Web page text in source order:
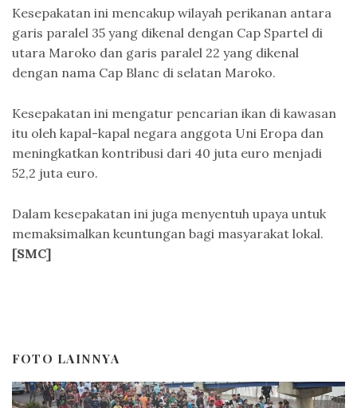
Kesepakatan ini mencakup wilayah perikanan antara
garis paralel 35 yang dikenal dengan Cap Spartel di
utara Maroko dan garis paralel 22 yang dikenal
dengan nama Cap Blanc di selatan Maroko.
Kesepakatan ini mengatur pencarian ikan di kawasan
itu oleh kapal-kapal negara anggota Uni Eropa dan
meningkatkan kontribusi dari 40 juta euro menjadi
52,2 juta euro.
Dalam kesepakatan ini juga menyentuh upaya untuk
memaksimalkan keuntungan bagi masyarakat lokal.
[SMC]
FOTO LAINNYA